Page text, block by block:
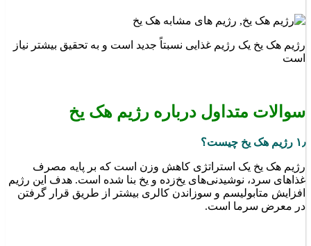
رژیم هک یخ یک رژیم غذایی نسبتاً جدید است و به تحقیق بیشتر نیاز
است
سوالات متداول درباره رژیم هک یخ
۱٫ رژیم هک یخ چیست؟
رژیم هک یخ یک استراتژی کاهش وزن است که بر پایه مصرف
غذاهای سرد، نوشیدنی‌های یخ‌زده و یخ بنا شده است. هدف این رژیم
افزایش متابولیسم و سوزاندن کالری بیشتر از طریق قرار گرفتن
در معرض سرما است.